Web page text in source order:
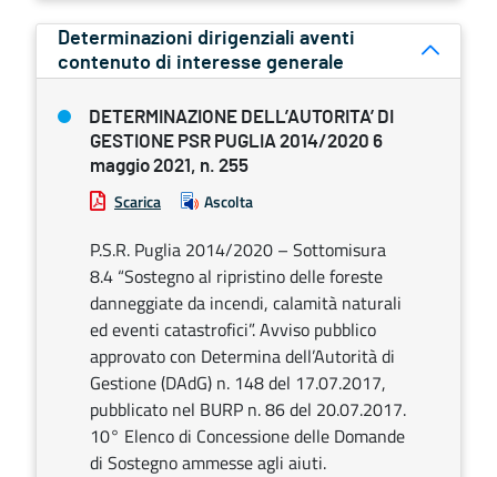
Determinazioni dirigenziali aventi
contenuto di interesse generale
DETERMINAZIONE DELL’AUTORITA’ DI
GESTIONE PSR PUGLIA 2014/2020 6
maggio 2021, n. 255
Scarica Ascolta
P.S.R. Puglia 2014/2020 – Sottomisura
8.4 “Sostegno al ripristino delle foreste
danneggiate da incendi, calamità naturali
ed eventi catastrofici”. Avviso pubblico
approvato con Determina dell’Autorità di
Gestione (DAdG) n. 148 del 17.07.2017,
pubblicato nel BURP n. 86 del 20.07.2017.
10° Elenco di Concessione delle Domande
di Sostegno ammesse agli aiuti.